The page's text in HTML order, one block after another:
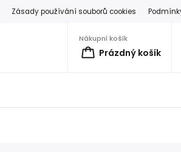
Zásady používání souborů cookies
Nákupní košík
Prázdný košík